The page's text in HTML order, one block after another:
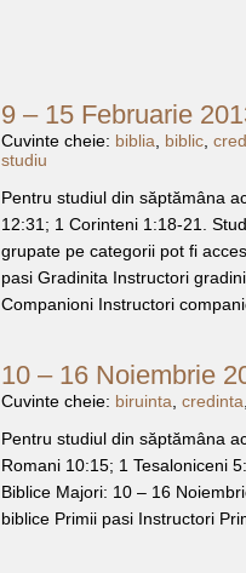
9 – 15 Februarie
Cuvinte cheie: biblia biblic,
studiu
Pentru studiul din săptămâna
12:31; 1 Corinteni 1:18-21.
grupate pe categorii pot fi
pasi Gradinita Instructori
Companioni Instructori
10 – 16 Noiembrie
Cuvinte cheie: biruinta credinta
Pentru studiul din săptămâna
Romani 10:15; 1 Tesaloniceni
Biblice Majori: 10 – 16
biblice Primii pasi Instructori